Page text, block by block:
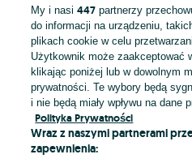
Kontynuuj
Kontynuuj
LUB
My i nasi447 partnerzy
do informacji na urządzeniu,
plikach cookie w celu
Użytkownik może zaakceptować
klikając poniżej lub w dowolnym
prywatności. Te wybory będą
i nie będą miały wpływu na dane
Polityka Prywatności
Wraz z naszymi partnerami
zapewnienia: